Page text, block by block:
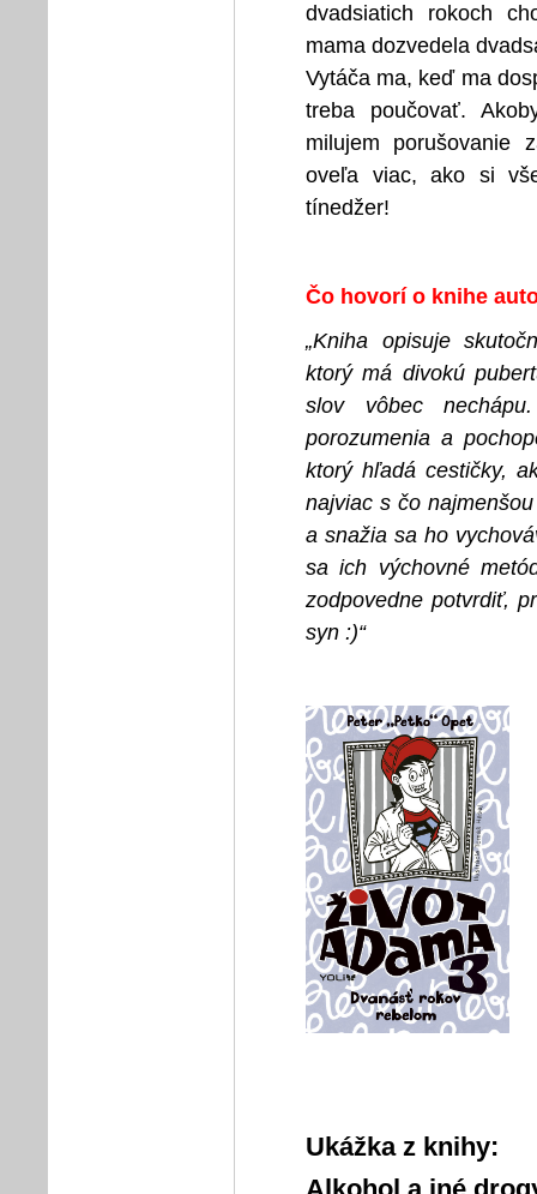
dvadsiatich rokoch
mama dozvedela
Vytáča ma, keď ma
treba poučovať.
milujem porušovanie
oveľa viac, ako si
tínedžer!
Čo hovorí o knihe
„Kniha opisuje
ktorý má divokú
slov vôbec
porozumenia a
ktorý hľadá cestičky,
najviac s čo
a snažia sa ho
sa ich výchovné
zodpovedne potvrdiť,
syn :)“
Ukážka z knihy: